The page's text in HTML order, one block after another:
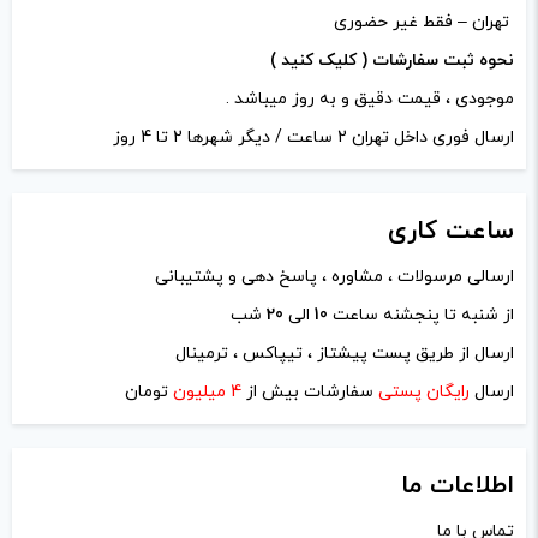
نام*
ایمیل*
ذخیره نام، ایمیل و وبسایت من در مرورگر برای زمانی که دوباره
تهران – فقط غیر حضوری
نحوه ثبت سفارشات ( کلیک کنید )
موجودی ، قیمت دقیق و به روز میباشد .
ارسال فوری داخل تهران 2 ساعت / دیگر شهرها 2 تا 4 روز
ساعت کاری
ارسالی مرسولات ، مشاوره ، پاسخ دهی و پشتیبانی
از شنبه تا پنجشنه ساعت 10 الی 20 شب
ارسال از طریق پست پیشتاز ، تیپاکس ، ترمینال
ارسال رایگان پستی سفارشات بیش از 4 میلیون تومان
اطلاعات ما
تماس با ما